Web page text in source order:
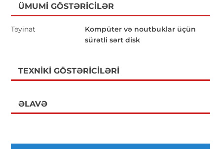
ÜMUMI GÖSTƏRICILƏR
Təyinat
Kompüter və noutbuklar üçün
sürətli sərt disk
TEXNIKI GÖSTƏRICILƏRI
ƏLAVƏ